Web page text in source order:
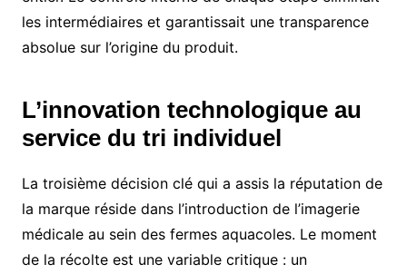
les intermédiaires et garantissait une transparence
absolue sur l’origine du produit.
L’innovation technologique au
service du tri individuel
La troisième décision clé qui a assis la réputation de
la marque réside dans l’introduction de l’imagerie
médicale au sein des fermes aquacoles. Le moment
de la récolte est une variable critique : un